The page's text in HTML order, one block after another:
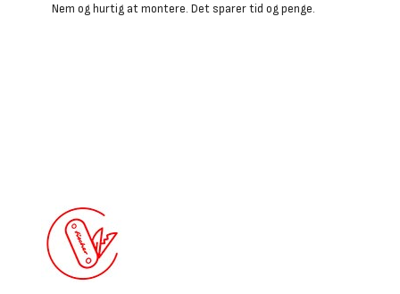
Nem og hurtig at montere. Det sparer tid og penge.